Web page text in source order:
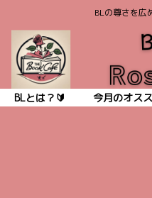
BLの尊さを広
BLとは？🔰 今月のオス